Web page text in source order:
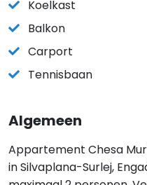
Koelkast
Balkon
Carport
Tennisbaan
Algemeen
Appartement Chesa
in Silvaplana-Surlej,